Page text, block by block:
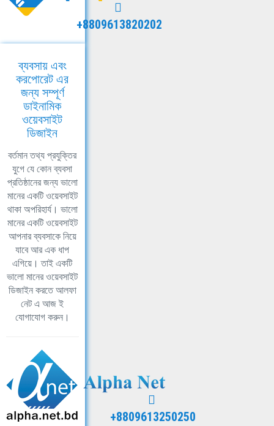
+8809613820202
ব্যবসায় এবং
করপোরেট এর
জন্য সম্পূর্ণ
ডাইনামিক
ওয়েবসাইট
ডিজাইন
বর্তমান তথ্য প্রযুক্তির
যুগে যে কোন ব্যবসা
প্রতিষ্ঠানের জন্য ভালো
মানের একটি ওয়েবসাইট
থাকা অপরিহার্য। ভালো
মানের একটি ওয়েবসাইট
আপনার ব্যবসাকে নিয়ে
যাবে আর এক ধাপ
এগিয়ে। তাই একটি
ভালো মানের ওয়েবসাইট
ডিজাইন করতে আলফা
নেট এ আজ ই
যোগাযোগ করুন।
+8809613250250